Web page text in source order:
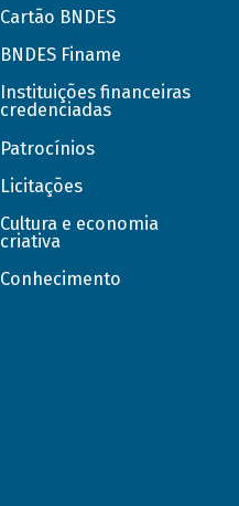
Cartão BNDES
BNDES Finame
Instituições financeiras
credenciadas
Patrocínios
Licitações
Cultura e economia
criativa
Conhecimento